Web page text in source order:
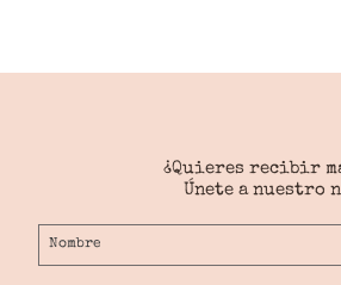
¿Quieres recibir
Únete a nuestro